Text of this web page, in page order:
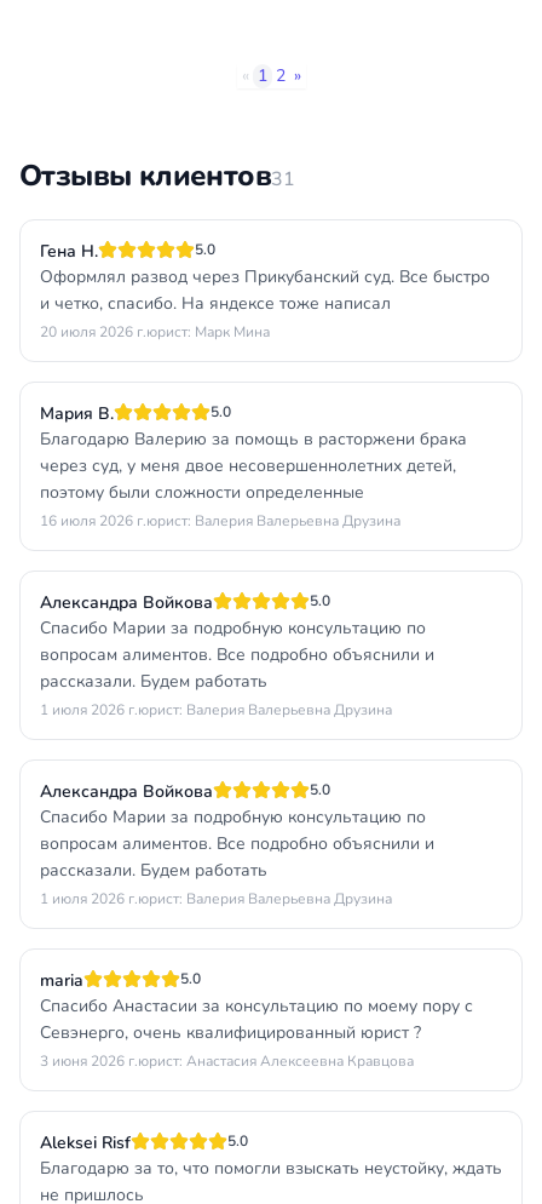
« 1 2 »
Отзывы клиентов31
Гена Н. 5.0
Оформлял развод через Прикубанский суд. Все быстро
и четко, спасибо. На яндексе тоже написал
20 июля 2026 г.юрист: Марк Мина
Мария В. 5.0
Благодарю Валерию за помощь в расторжени брака
через суд, у меня двое несовершеннолетних детей,
поэтому были сложности определенные
16 июля 2026 г.юрист: Валерия Валерьевна Друзина
Александра Войкова 5.0
Спасибо Марии за подробную консультацию по
вопросам алиментов. Все подробно объяснили и
рассказали. Будем работать
1 июля 2026 г.юрист: Валерия Валерьевна Друзина
Александра Войкова 5.0
Спасибо Марии за подробную консультацию по
вопросам алиментов. Все подробно объяснили и
рассказали. Будем работать
1 июля 2026 г.юрист: Валерия Валерьевна Друзина
maria 5.0
Спасибо Анастасии за консультацию по моему пору с
Севэнерго, очень квалифицированный юрист ?
3 июня 2026 г.юрист: Анастасия Алексеевна Кравцова
Aleksei Risf 5.0
Благодарю за то, что помогли взыскать неустойку, ждать
не пришлось